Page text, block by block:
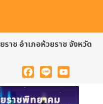
าช อำเภอห้วยราช จังหวัด
Facebook
Line YouTube